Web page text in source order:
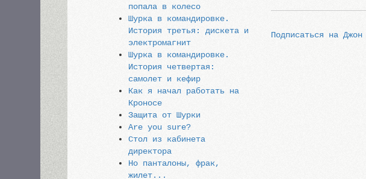
попала в колесо
Шурка в командировке.
История третья: дискета и
электромагнит
Шурка в командировке.
История четвертая:
самолет и кефир
Как я начал работать на
Кроносе
Защита от Шурки
Are you sure?
Стол из кабинета
директора
Но панталоны, фрак,
жилет...
Подписаться на Джон